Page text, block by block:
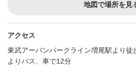
地図で場所を見
アクセス
東武アーバンパークライン増尾駅より徒
よりバス、車で12分